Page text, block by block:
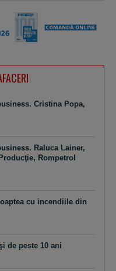
Cristina Popa,
Raluca Lainer,
Rompetrol
cu incendiile din
de peste 10 ani